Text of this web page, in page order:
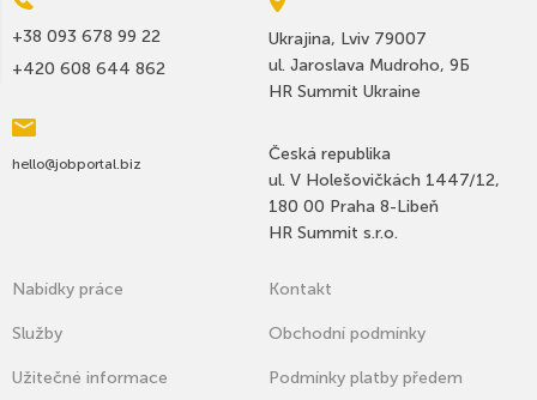
Ukrajina, Lviv 79007
ul. Jaroslava Mudroho, 9Б
HR Summit Ukraine
Česká republika
ul. V Holešovičkách 1447/12,
180 00 Praha 8-Libeň
HR Summit s.r.o.
+38 093 678 99 22
+420 608 644 862
hello@jobportal.biz
Nabídky práce
Služby
Užitečné informace
Kontakt
Оbchodní podmínky
Podmínky platby předem